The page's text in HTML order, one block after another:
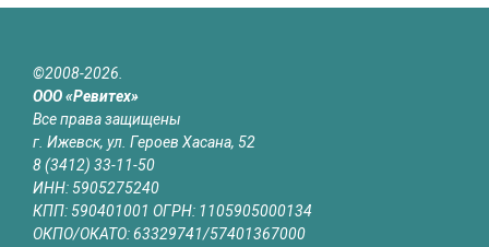
©2008-2026.
ООО «Ревитех»
Все права защищены
г. Ижевск, ул. Героев Хасана, 52
8 (3412) 33-11-50
ИНН: 5905275240
КПП: 590401001 ОГРН: 1105905000134
ОКПО/ОКАТО: 63329741/57401367000